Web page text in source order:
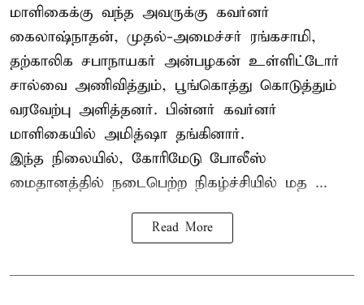
மாளிகைக்கு வந்த அவருக்கு கவர்னர்
கைலாஷ்நாதன், முதல்-அமைச்சர் ரங்கசாமி,
தற்காலிக சபாநாயகர் அன்பழகன் உள்ளிட்டோர்
சால்வை அணிவித்தும், பூங்கொத்து கொடுத்தும்
வரவேற்பு அளித்தனர். பின்னர் கவர்னர்
மாளிகையில் அமித்ஷா தங்கினார்.
இந்த நிலையில், கோரிமேடு போலீஸ்
மைதானத்தில் நடைபெற்ற நிகழ்ச்சியில் மத ...
Read More